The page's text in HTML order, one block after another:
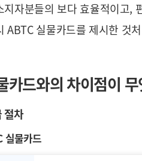
지자분들의 보다 효율적이고,
ABTC 실물카드를 제시한 것
카드와의 차이점이
절차
실물카드